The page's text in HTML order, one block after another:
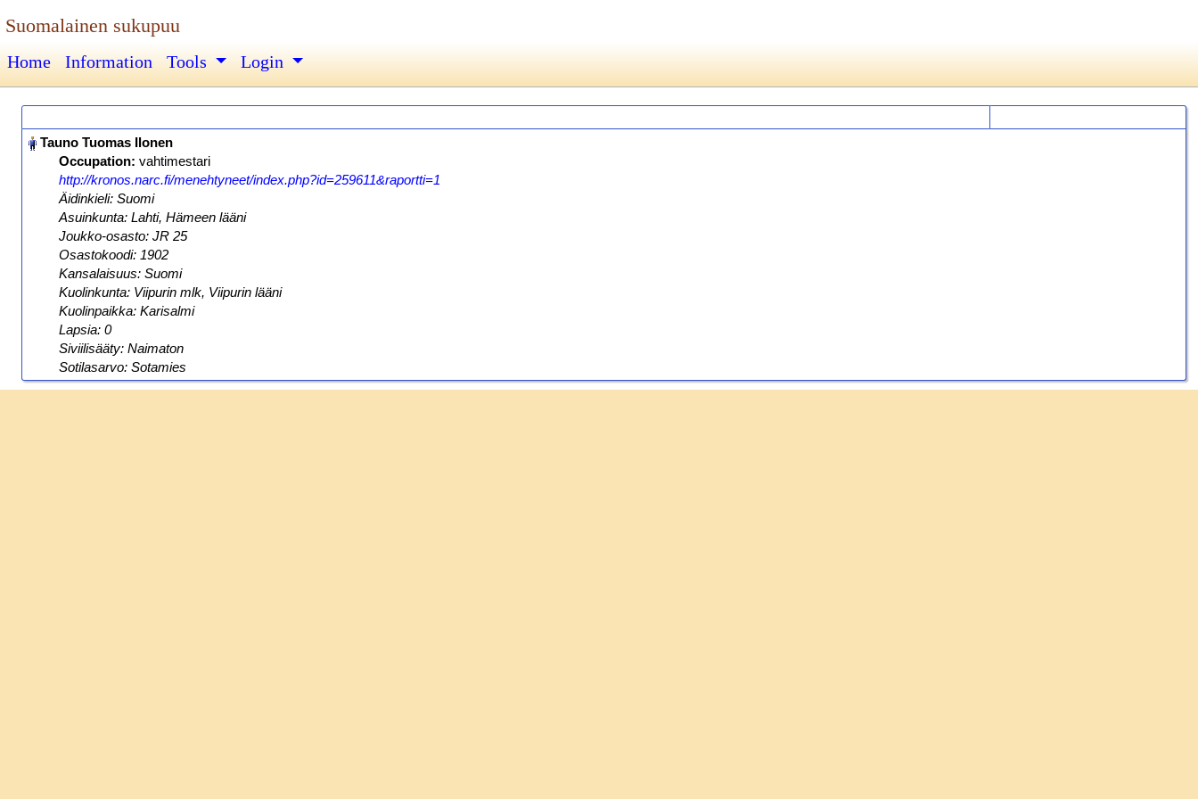
Suomalainen sukupuu
Home Information Tools Login
‎Tauno Tuomas Ilonen‏‎
Occupation: vahtimestari
http://kronos.narc.fi/menehtyneet/index.php?id=259611&raportti=1
Äidinkieli: Suomi
Asuinkunta: Lahti, Hämeen lääni
Joukko-osasto: JR 25
Osastokoodi: 1902
Kansalaisuus: Suomi
Kuolinkunta: Viipurin mlk, Viipurin lääni
Kuolinpaikka: Karisalmi
Lapsia: 0
Siviilisääty: Naimaton
Sotilasarvo: Sotamies